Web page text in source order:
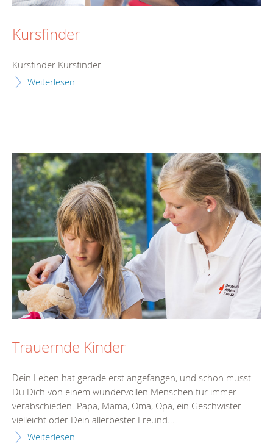
Kursfinder
Kursfinder Kursfinder
Weiterlesen
Trauernde Kinder
Dein Leben hat gerade erst angefangen, und schon musst
Du Dich von einem wundervollen Menschen für immer
verabschieden. Papa, Mama, Oma, Opa, ein Geschwister
vielleicht oder Dein allerbester Freund...
Weiterlesen